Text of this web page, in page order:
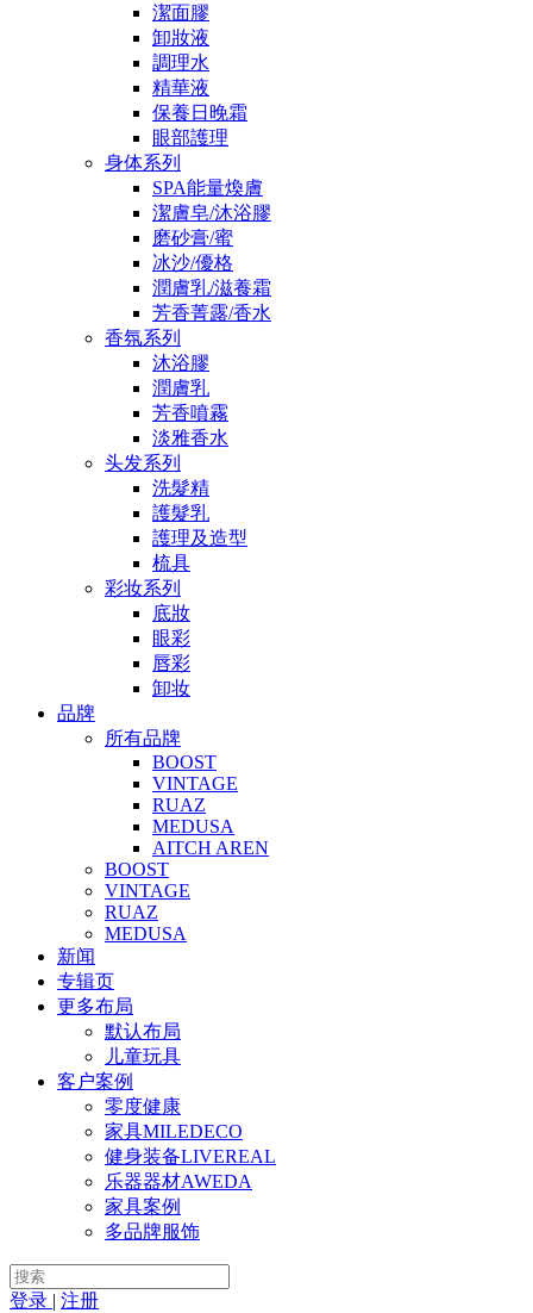
潔面膠
卸妝液
調理水
精華液
保養日晚霜
眼部護理
身体系列
SPA能量煥膚
潔膚皂/沐浴膠
磨砂膏/蜜
冰沙/優格
潤膚乳/滋養霜
芳香菁露/香水
香氛系列
沐浴膠
潤膚乳
芳香噴霧
淡雅香水
头发系列
洗髮精
護髮乳
護理及造型
梳具
彩妆系列
底妝
眼彩
唇彩
卸妆
品牌
所有品牌
BOOST
VINTAGE
RUAZ
MEDUSA
AITCH AREN
BOOST
VINTAGE
RUAZ
MEDUSA
新闻
专辑页
更多布局
默认布局
儿童玩具
客户案例
零度健康
家具MILEDECO
健身装备LIVEREAL
乐器器材AWEDA
家具案例
多品牌服饰
登录 | 注册